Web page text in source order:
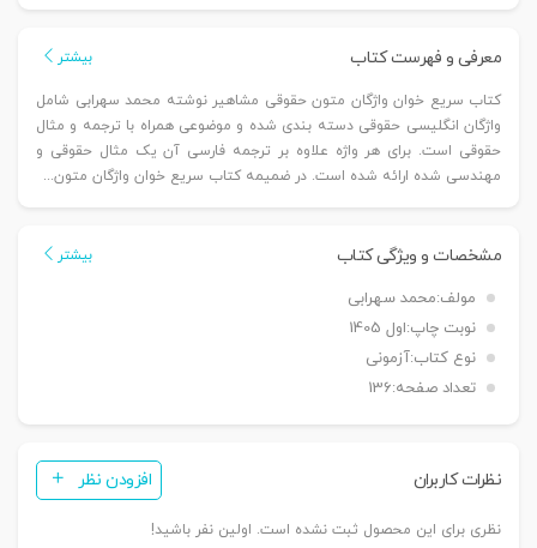
متون
|
سهرابی
عدد
معرفی و فهرست کتاب بیشتر
کتاب سریع خوان واژگان متون حقوقی مشاهیر نوشته محمد سهرابی شامل
واژگان انگلیسی حقوقی دسته بندی شده و موضوعی همراه با ترجمه و مثال
حقوقی است. برای هر واژه علاوه بر ترجمه فارسی آن یک مثال حقوقی و
مهندسی شده ارائه شده است. در ضمیمه کتاب سریع خوان واژگان متون...
مشخصات و ویژگی کتاب بیشتر
مولف:محمد سهرابی
نوبت چاپ:اول 1405
نوع کتاب:آزمونی
تعداد صفحه:136
نظرات کاربران افزودن نظر
نظری برای این محصول ثبت نشده است. اولین نفر باشید!